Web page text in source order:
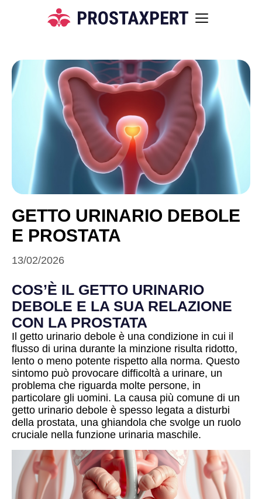
GETTO URINARIO DEBOLE
E PROSTATA
13/02/2026
COS’È IL GETTO URINARIO
DEBOLE E LA SUA RELAZIONE
CON LA PROSTATA
Il getto urinario debole è una condizione in cui il
flusso di urina durante la minzione risulta ridotto,
lento o meno potente rispetto alla norma. Questo
sintomo può provocare difficoltà a urinare, un
problema che riguarda molte persone, in
particolare gli uomini. La causa più comune di un
getto urinario debole è spesso legata a disturbi
della prostata, una ghiandola che svolge un ruolo
cruciale nella funzione urinaria maschile.